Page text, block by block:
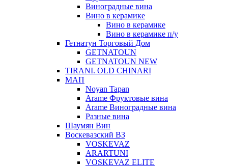
Виноградные вина
Вино в керамике
Вино в керамике
Вино в керамике п/у
Гетнатун Торговый Дом
GETNATOUN
GETNATOUN NEW
TIRANI. OLD CHINARI
МАП
Noyan Tapan
Arame Фруктовые вина
Arame Виноградные вина
Разные вина
Шаумян Вин
Воскевазский ВЗ
VOSKEVAZ
ARARTUNI
VOSKEVAZ ELITE